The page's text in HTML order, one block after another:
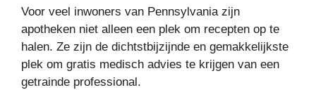
Voor veel inwoners van Pennsylvania zijn
apotheken niet alleen een plek om recepten op te
halen. Ze zijn de dichtstbijzijnde en gemakkelijkste
plek om gratis medisch advies te krijgen van een
getrainde professional.